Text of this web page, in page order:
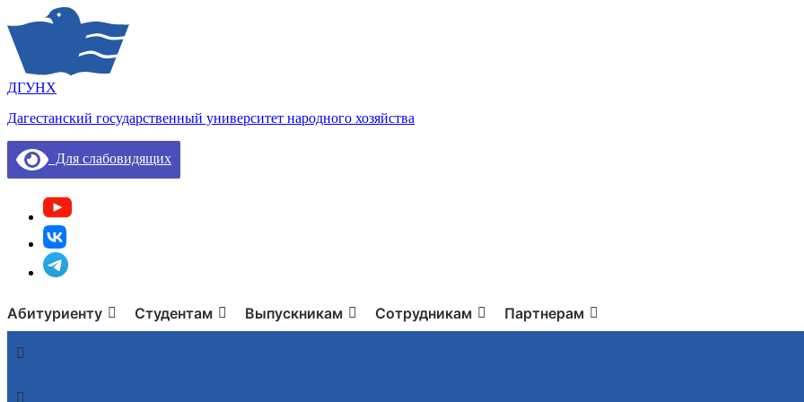
ДГУНХ
Дагестанский государственный университет народного хозяйства
Для слабовидящих
Абитуриенту Студентам Выпускникам Сотрудникам Партнерам